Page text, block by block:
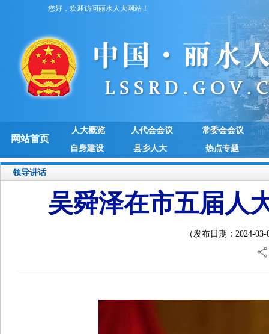
您好，欢迎访问丽水人大网站！
网站首页
人大概览 人代会会议
常委会会议
自身建设
县乡人大 热点专题
领导讲话
吴舜泽在市五届人
（发布日期：2024-